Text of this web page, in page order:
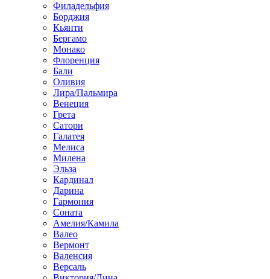
Филадельфия
Борджия
Кьянти
Бергамо
Монако
Флоренция
Бали
Оливия
Лира/Пальмира
Венеция
Грета
Сатори
Галатея
Мелиса
Милена
Эльза
Кардинал
Дарина
Гармония
Соната
Амелия/Камила
Валео
Вермонт
Валенсия
Версаль